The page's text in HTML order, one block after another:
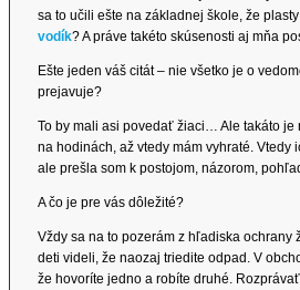
sa to učili ešte na základnej škole, že
vodík? A práve takéto skúsenosti aj mňa
Ešte jeden váš citát – nie všetko je o
prejavuje?
To by mali asi povedať žiaci… Ale takáto je
na hodinách, až vtedy mám vyhraté.
ale prešla som k postojom, názorom,
A čo je pre vás dôležité?
Vždy sa na to pozerám z hľadiska ochrany
deti videli, že naozaj triedite odpad. V
že hovoríte jedno a robíte druhé.